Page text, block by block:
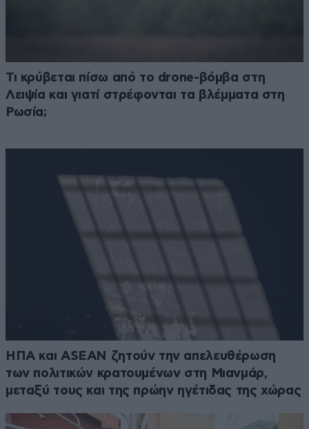
Τι κρύβεται πίσω από το drone-βόμβα στη
Λειψία και γιατί στρέφονται τα βλέμματα στη
Ρωσία;
ΗΠΑ και ASEAN ζητούν την απελευθέρωση
των πολιτικών κρατουμένων στη Μιανμάρ,
μεταξύ τους και της πρώην ηγέτιδας της χώρας